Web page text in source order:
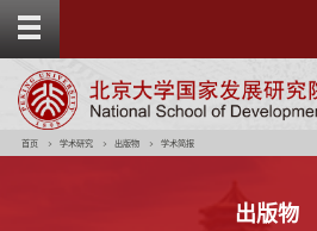
t
首页 学术研究 出版物 学术简报
出版物